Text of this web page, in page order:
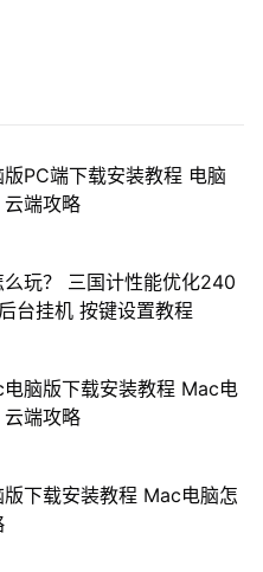
PC端下载安装教程 电脑
端攻略
么玩？ 三国计性能优化240
台挂机 按键设置教程
脑版下载安装教程 Mac电
端攻略
下载安装教程 Mac电脑怎